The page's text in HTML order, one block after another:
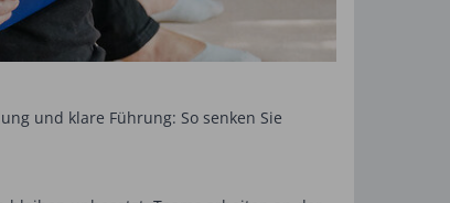
und klare Führung: So senken Sie